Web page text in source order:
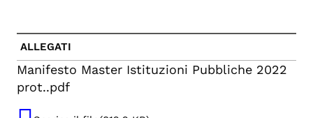
ALLEGATI
Manifesto Master Istituzioni Pubbliche 2022
prot..pdf